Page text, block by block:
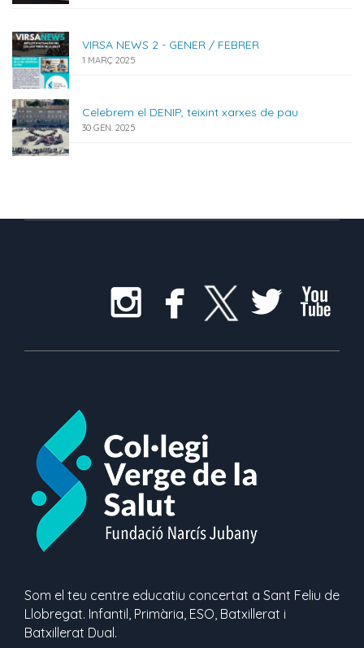
VIRSA NEWS 2 - GENER / FEBRER
1 MARÇ 2025
Celebrem el DENIP, teixint xarxes de pau
30 GEN. 2025
Som el teu centre educatiu concertat a Sant Feliu de
Llobregat. Infantil, Primària, ESO, Batxillerat i
Batxillerat Dual.